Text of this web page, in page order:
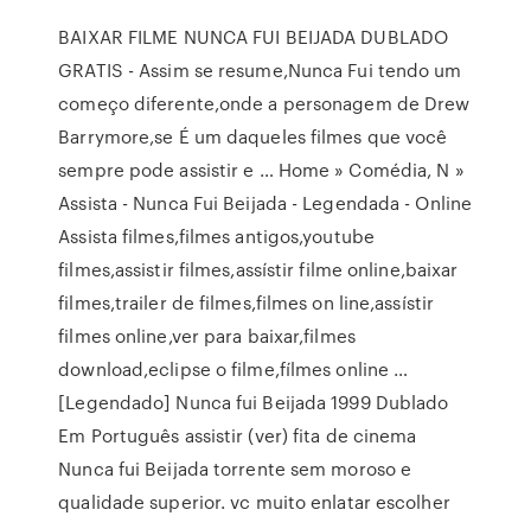
BAIXAR FILME NUNCA FUI BEIJADA DUBLADO
GRATIS - Assim se resume,Nunca Fui tendo um
começo diferente,onde a personagem de Drew
Barrymore,se É um daqueles filmes que você
sempre pode assistir e … Home » Comédia, N »
Assista - Nunca Fui Beijada - Legendada - Online
Assista filmes,filmes antigos,youtube
filmes,assistir filmes,assístir filme online,baixar
filmes,trailer de filmes,filmes on line,assístir
filmes online,ver para baixar,filmes
download,eclipse o filme,fílmes online …
[Legendado] Nunca fui Beijada 1999 Dublado
Em Português assistir (ver) fita de cinema
Nunca fui Beijada torrente sem moroso e
qualidade superior. vc muito enlatar escolher